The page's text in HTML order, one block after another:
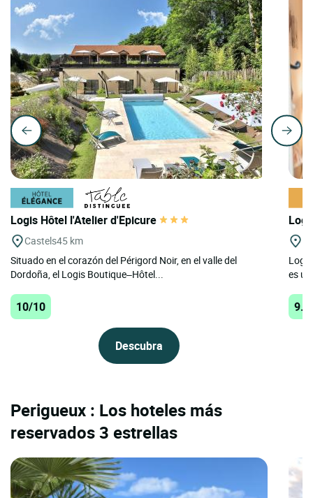
Logis Hôtel l'Atelier d'Epicure
Castels45 km
Situado en el corazón del Périgord Noir, en el valle del
Dordoña, el Logis Boutique–Hôtel...
10/10
Descubra
es
Perigueux : Los hoteles más
reservados 3 estrellas